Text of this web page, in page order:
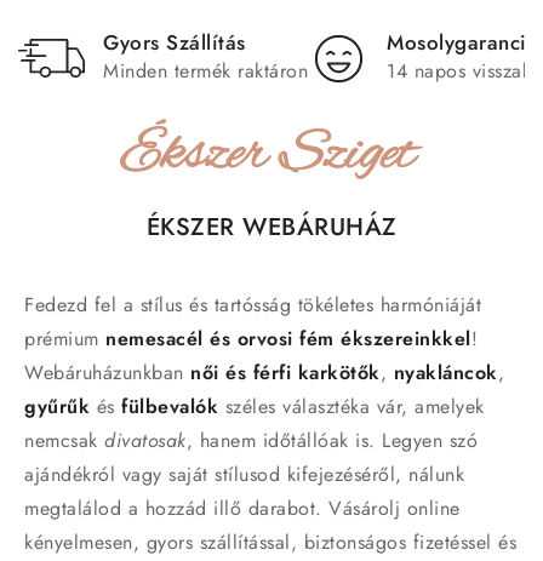
Játékos formák
a legkisebb hercegnőknek
VÁLASSZ MOST
Gyors Szállítás
Minden termék raktáron
Mosolygarancia
14 napos
ÉKSZER WEBÁRUHÁZ
Fedezd fel a stílus és tartósság tökéletes harmóniáját
prémium nemesacél és orvosi fém ékszereinkkel!
Webáruházunkban női és férfi karkötők, nyakláncok,
gyűrűk és fülbevalók széles választéka vár, amelyek
nemcsak divatosak, hanem időtállóak is. Legyen szó
ajándékról vagy saját stílusod kifejezéséről, nálunk
megtalálod a hozzád illő darabot. Vásárolj online
kényelmesen, gyors szállítással, biztonságos fizetéssel és